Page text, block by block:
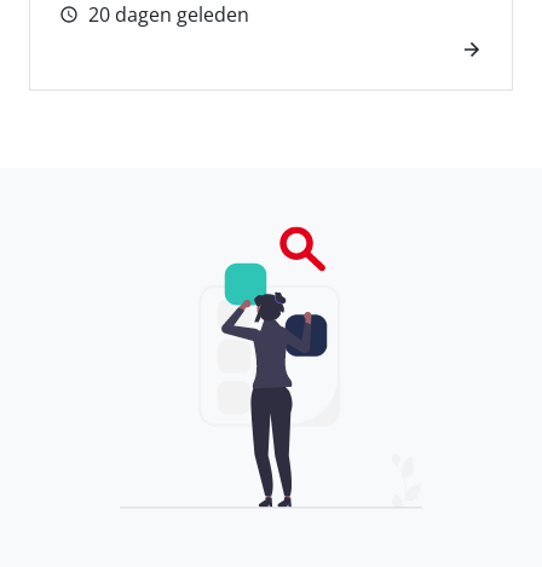
20 dagen geleden